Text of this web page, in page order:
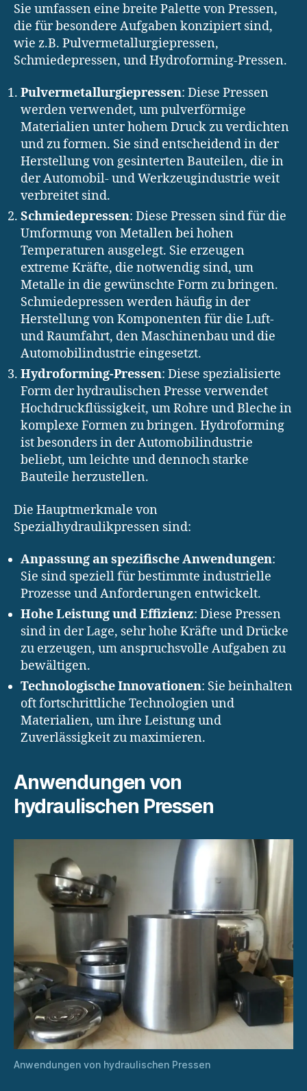
Sie umfassen eine breite Palette von Pressen,
die für besondere Aufgaben konzipiert sind,
wie z.B. Pulvermetallurgiepressen,
Schmiedepressen, und Hydroforming-Pressen.
Pulvermetallurgiepressen: Diese Pressen
werden verwendet, um pulverförmige
Materialien unter hohem Druck zu verdichten
und zu formen. Sie sind entscheidend in der
Herstellung von gesinterten Bauteilen, die in
der Automobil- und Werkzeugindustrie weit
verbreitet sind.
Schmiedepressen: Diese Pressen sind für die
Umformung von Metallen bei hohen
Temperaturen ausgelegt. Sie erzeugen
extreme Kräfte, die notwendig sind, um
Metalle in die gewünschte Form zu bringen.
Schmiedepressen werden häufig in der
Herstellung von Komponenten für die Luft-
und Raumfahrt, den Maschinenbau und die
Automobilindustrie eingesetzt.
Hydroforming-Pressen: Diese spezialisierte
Form der hydraulischen Presse verwendet
Hochdruckflüssigkeit, um Rohre und Bleche in
komplexe Formen zu bringen. Hydroforming
ist besonders in der Automobilindustrie
beliebt, um leichte und dennoch starke
Bauteile herzustellen.
Die Hauptmerkmale von
Spezialhydraulikpressen sind:
Anpassung an spezifische Anwendungen:
Sie sind speziell für bestimmte industrielle
Prozesse und Anforderungen entwickelt.
Hohe Leistung und Effizienz: Diese Pressen
sind in der Lage, sehr hohe Kräfte und Drücke
zu erzeugen, um anspruchsvolle Aufgaben zu
bewältigen.
Technologische Innovationen: Sie beinhalten
oft fortschrittliche Technologien und
Materialien, um ihre Leistung und
Zuverlässigkeit zu maximieren.
Anwendungen von
hydraulischen Pressen
Anwendungen von hydraulischen Pressen